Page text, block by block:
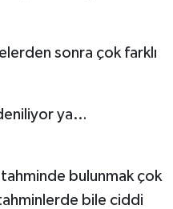
sonra çok farklı
deniliyor ya…
bulunmak çok
bile ciddi